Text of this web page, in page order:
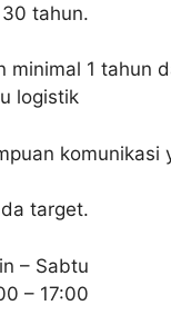
tahun.
minimal 1 tahun
logistik
komunikasi
target.
– Sabtu
– 17:00